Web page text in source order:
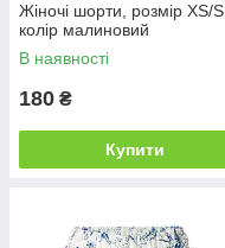
Жіночі шорти, розмір XS/S,
колір малиновий
В наявності
180 ₴
Купити